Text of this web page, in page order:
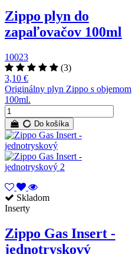
Zippo plyn do
zapaľovačov 100ml
10023
(3)
3,10 €
Originálny plyn Zippo s objemom
100ml.
Do košíka
Skladom
Inserty
Zippo Gas Insert -
jednotryskový